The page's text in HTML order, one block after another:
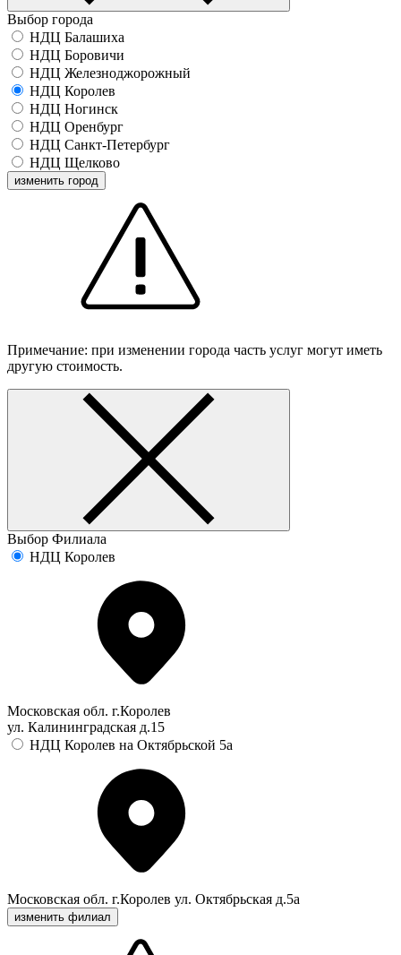
Выбор города
НДЦ Балашиха
НДЦ Боровичи
НДЦ Железноджорожный
НДЦ Королев
НДЦ Ногинск
НДЦ Оренбург
НДЦ Санкт-Петербург
НДЦ Щелково
изменить город
Примечание: при изменении города часть услуг могут иметь
другую стоимость.
Выбор Филиала
НДЦ Королев
Московская обл. г.Королев
ул. Калининградская д.15
НДЦ Королев на Октябрьской 5а
Московская обл. г.Королев ул. Октябрьская д.5а
изменить филиал